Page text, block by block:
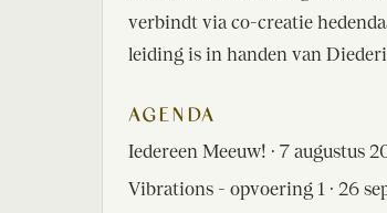
verbindt via co-creatie
leiding is in handen van
AGENDA
Iedereen Meeuw! · 7 augustus
Vibrations - opvoering 1 · 26